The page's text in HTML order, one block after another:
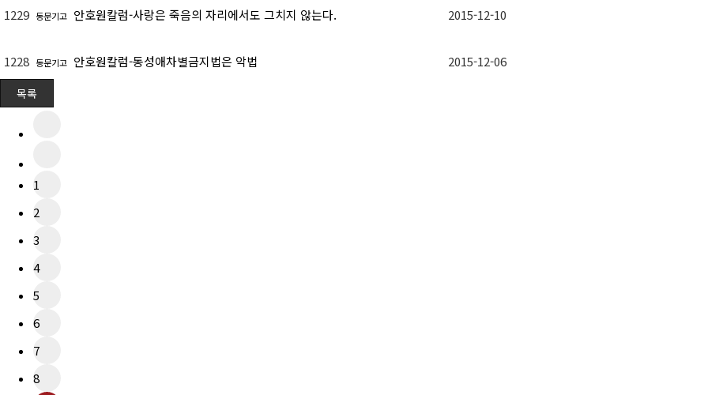
1229 동문기고 안호원칼럼-사랑은 죽음의 자리에서도 그치지 않는다. 2015-12-10
1228 동문기고 안호원칼럼-동성애차별금지법은 악법 2015-12-06
목록
1
2
3
4
5
6
7
8